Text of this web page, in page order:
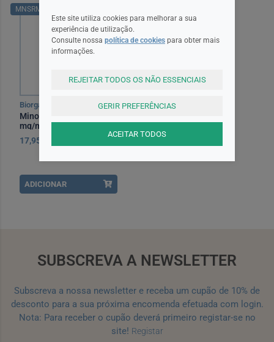
MNSRM
Biorga
Minoxidil Biorga, 50
mg/mL x 1 sol cut
17,95EUR
ADICIONAR
SUBSCREVA A NEWSLETTER
Subscreva a nossa newsletter e receba um cupão de 10% de
desconto para a sua próxima encomenda efetuada com login.
Nota: Para receber o cupão deverá primeiro registar-se no
site! Registar
Este site utiliza cookies para melhorar a sua
experiência de utilização.
Consulte nossa política de cookies para obter mais
informações.
REJEITAR TODOS OS NÃO ESSENCIAIS
GERIR PREFERÊNCIAS
ACEITAR TODOS